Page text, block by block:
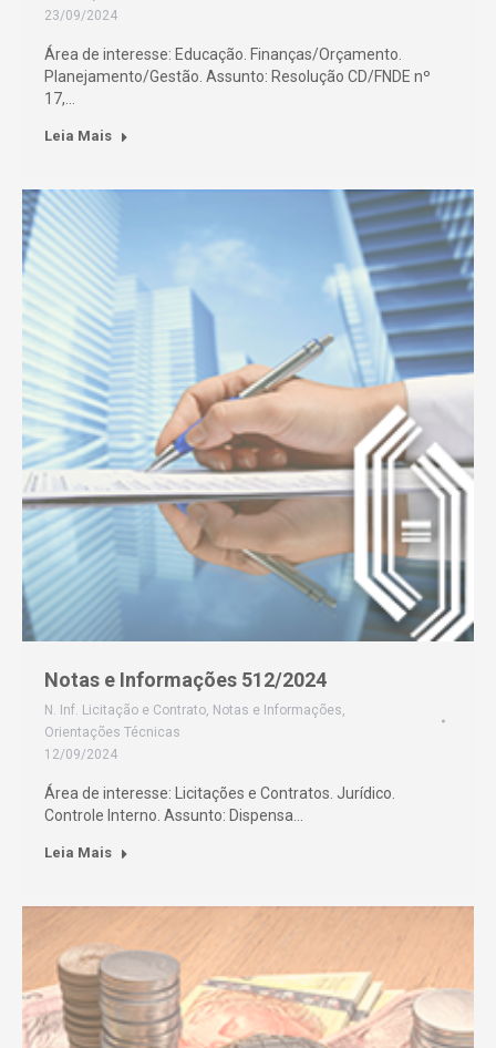
23/09/2024
Área de interesse: Educação. Finanças/Orçamento.
Planejamento/Gestão. Assunto: Resolução CD/FNDE nº
17,…
Leia Mais
Notas e Informações 512/2024
N. Inf. Licitação e Contrato, Notas e Informações,
Orientações Técnicas
12/09/2024
Área de interesse: Licitações e Contratos. Jurídico.
Controle Interno. Assunto: Dispensa…
Leia Mais